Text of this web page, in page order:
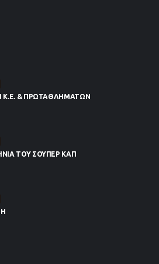
Κ.Ε. & ΠΡΩΤΑΘΛΗΜΑΤΩΝ
ΤΟΥ ΣΟΥΠΕΡ ΚΑΠ